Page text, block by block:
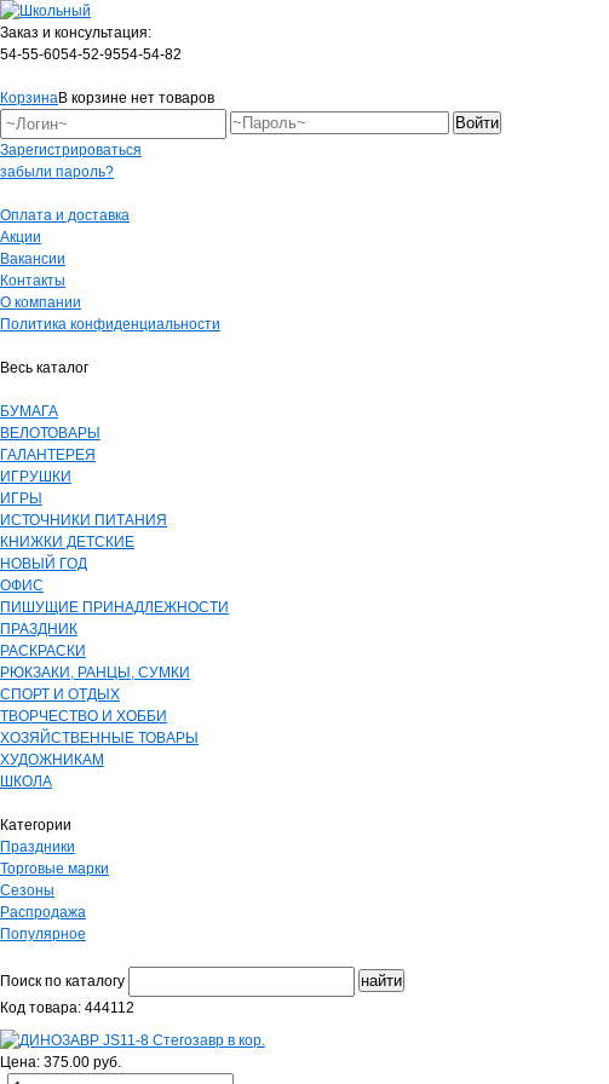
Заказ и консультация:
54-55-6054-52-9554-54-82
КорзинаВ корзине нет товаров
Зарегистрироваться
забыли пароль?
Оплата и доставка
Акции
Вакансии
Контакты
О компании
Политика конфиденциальности
Весь каталог
БУМАГА
ВЕЛОТОВАРЫ
ГАЛАНТЕРЕЯ
ИГРУШКИ
ИГРЫ
ИСТОЧНИКИ ПИТАНИЯ
КНИЖКИ ДЕТСКИЕ
НОВЫЙ ГОД
ОФИС
ПИШУЩИЕ ПРИНАДЛЕЖНОСТИ
ПРАЗДНИК
РАСКРАСКИ
РЮКЗАКИ, РАНЦЫ, СУМКИ
СПОРТ И ОТДЫХ
ТВОРЧЕСТВО И ХОББИ
ХОЗЯЙСТВЕННЫЕ ТОВАРЫ
ХУДОЖНИКАМ
ШКОЛА
Категории
Праздники
Торговые марки
Сезоны
Распродажа
Популярное
Поиск по каталогу
Код товара: 444112
Цена: 375.00 руб.